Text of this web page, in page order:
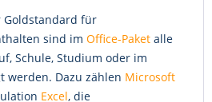
Goldstandard für
sind im Office-Paket alle
Schule, Studium oder im
werden. Dazu zählen Microsoft
Excel, die